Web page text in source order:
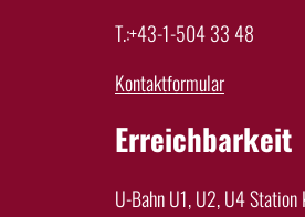
T.:+43-1-504 33 48
Kontaktformular
Erreichbarkeit
U-Bahn U1, U2, U4